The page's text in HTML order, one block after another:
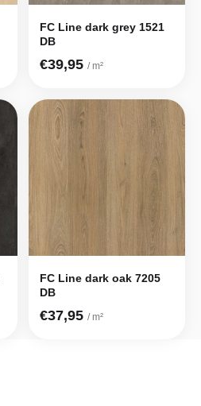
FC Line dark grey 1521
DB
€39,95 / m²
FC Line dark oak 7205
DB
€37,95 / m²